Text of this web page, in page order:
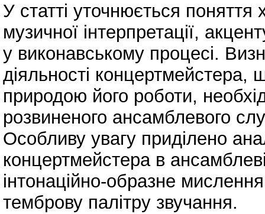
У статті уточнюється
музичної інтерпретації,
у виконавському процесі.
діяльності
природою його роботи,
розвиненого ансамблевого
Особливу увагу приділено
концертмейстера в
інтонаційно-образне
темброву палітру звучання.